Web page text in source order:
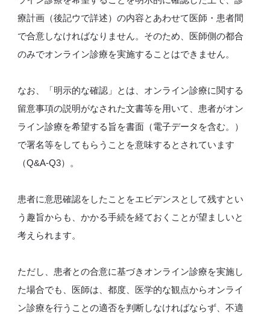
療計画（後記ウで詳述）の内容とあわせて医師・患者間
で合意しなければなりません。そのため、医師側の都合
のみでオンライン診療を実施することはできません。
なお、「明示的な確認」とは、オンライン診療に関する
留意事項の説明がなされた文書等を用いて、患者がオン
ライン診療を希望する旨を書面（電子データを含む。）
で署名等をしてもらうことを意味するとされています
（Q&A-Q3）。
患者に意思確認をしたことをエビデンスとして残すとい
う趣旨からも、かかる手続を経ておくことが望ましいと
考えられます。
ただし、患者との合意に基づきオンライン診療を実施し
た場合でも、医師は、都度、医学的な観点からオンライ
ン診療を行うことの適否を判断しなければならず、不適